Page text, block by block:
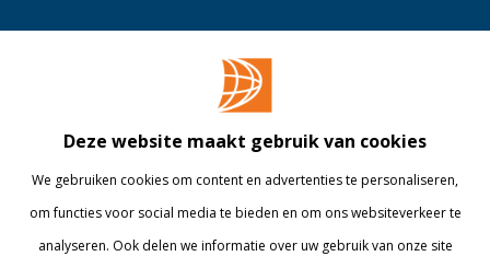
Bedrijven
Onderzoek
Alumni
Contact
Library
Webshop
Internationaal
Deze website maakt gebruik van cookies
We gebruiken cookies om content en advertenties te personaliseren,
om functies voor social media te bieden en om ons websiteverkeer te
analyseren. Ook delen we informatie over uw gebruik van onze site